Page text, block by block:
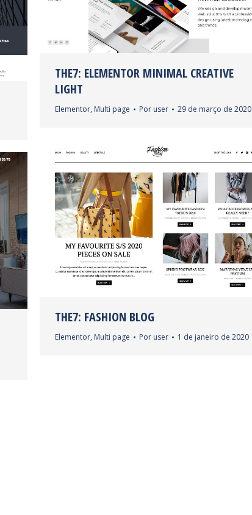
THE7: ELEMENTOR MINIMAL CREATIVE
LIGHT
Elementor, Multi page Por user 29 de março de 2020
THE7: FASHION BLOG
Elementor, Multi page Por user 1 de janeiro de 2020